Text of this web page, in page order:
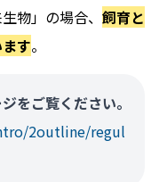
物」の場合、 飼育と
す。
をご覧ください。
2outline/regul